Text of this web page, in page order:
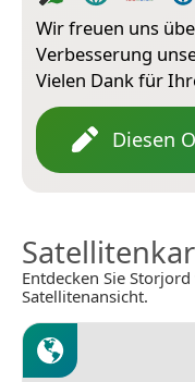
Wir freuen uns
Verbesserung
Vielen Dank für
Diesen
Entdecken Sie
Satellitenansicht.